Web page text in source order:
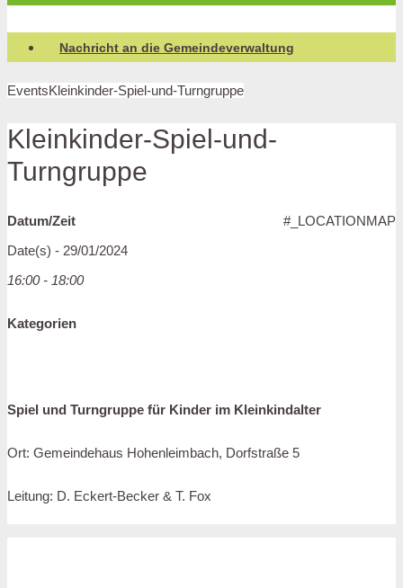
Nachricht an die Gemeindeverwaltung
EventsKleinkinder-Spiel-und-Turngruppe
Kleinkinder-Spiel-und-
Turngruppe
#_LOCATIONMAP
Datum/Zeit
Date(s) - 29/01/2024
16:00 - 18:00
Kategorien
Spiel und Turngruppe für Kinder im Kleinkindalter
Ort: Gemeindehaus Hohenleimbach, Dorfstraße 5
Leitung: D. Eckert-Becker & T. Fox